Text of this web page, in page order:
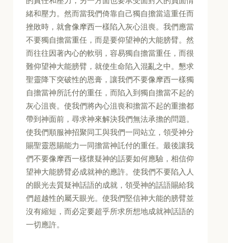
緒和壓力。然而當我們倚靠自己獨自擔當這重任而
挫敗時，就會像摩西一樣陷入灰心沮喪。我們應當
不要獨自擔當重任，而是要仰望神的大能膀臂。然
而往往因著內心的軟弱，容易獨自擔當重任，而很
難仰望神大能膀臂，就使生命陷入混亂之中。懇求
聖靈降下突破性的恩膏，讓我們不要像摩西一樣獨
自擔當神所託付的重任，而陷入到獨自擔當不起的
灰心沮喪。使我們將內心沮喪和擔當不起的重擔都
帶到神面前，尋求神來解決我們無法承擔的問題。
使我們順服神招聚同工與我們一同站立，領受神分
賜聖靈恩賜能力一同擔當神託付的重任。最後讓我
們不要像摩西一樣懷疑神的話要如何應驗，相信仰
望神大能膀臂必成就神的應許。使我們不要陷入人
的眼光去質疑神話語的成就，領受神的話語賜給我
們超越性的屬天眼光。使我們堅信神大能的膀臂並
沒有縮短，而必定要超乎所求所想地成就神話語的
一切應許。